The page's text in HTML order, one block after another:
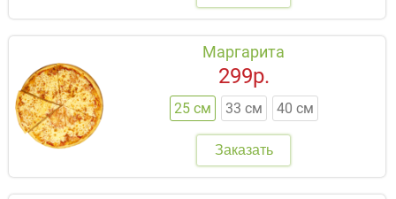
Маргарита
25 см 33 см 40 см
299р.
Заказать